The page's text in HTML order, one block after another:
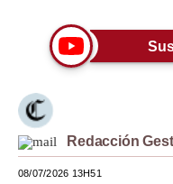
Lujo
Viajes
Moda
Estilos
Mundo
Redacción
08/07/2026 13H51